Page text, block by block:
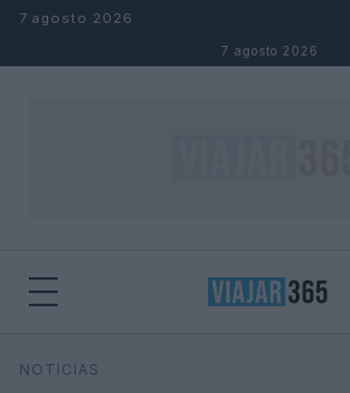
Saltar al contenido
7 agosto 2026
7 agosto 2026
Buscar
NOTICIAS